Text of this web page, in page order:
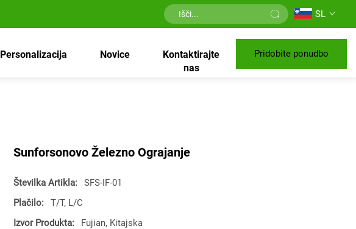
SL
Personalizacija Novice
Kontaktirajte
nas
Pridobite ponudbo
Sunforsonovo Železno Ograjanje
Številka Artikla:
SFS-IF-01
Plačilo:
T/T, L/C
Izvor Produkta:
Fujian, Kitajska